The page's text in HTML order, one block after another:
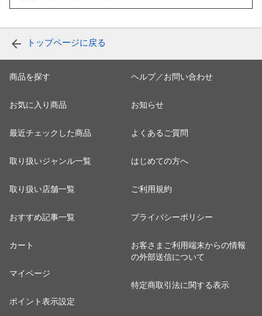
トップページに戻る
商品を探す
お気に入り商品
最近チェックした商品
取り扱いジャンル一覧
取り扱い店舗一覧
おすすめ記事一覧
カート
マイページ
ポイント表示設定
ヘルプ／お問い合わせ
お知らせ
よくあるご質問
はじめての方へ
ご利用規約
プライバシーポリシー
お客さまご利用端末からの情報
の外部送信について
特定商取引法に関する表示